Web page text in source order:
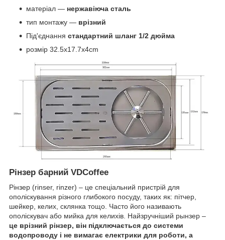
матеріал — нержавіюча сталь
тип монтажу — врізний
Під'єднання стандартний шланг 1/2 дюйма
розмір 32.5x17.7x4cm
Рінзер барний VDCoffee
Рінзер (rinser, rinzer) – це спеціальний пристрій для
ополіскування різного глибокого посуду, таких як: пітчер,
шейкер, келих, склянка тощо. Часто його називають
ополіскувач або мийка для келихів. Найзручніший рынзер –
це врізний рінзер, він підключається до системи
водопроводу і не вимагає електрики для роботи, а